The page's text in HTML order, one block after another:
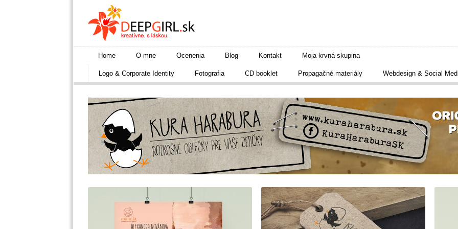
Home O mne Ocenenia Blog Kontakt Moja krvná skupina
Logo & Corporate Identity Fotografia CD booklet Propagačné materiály Webdesign & Social